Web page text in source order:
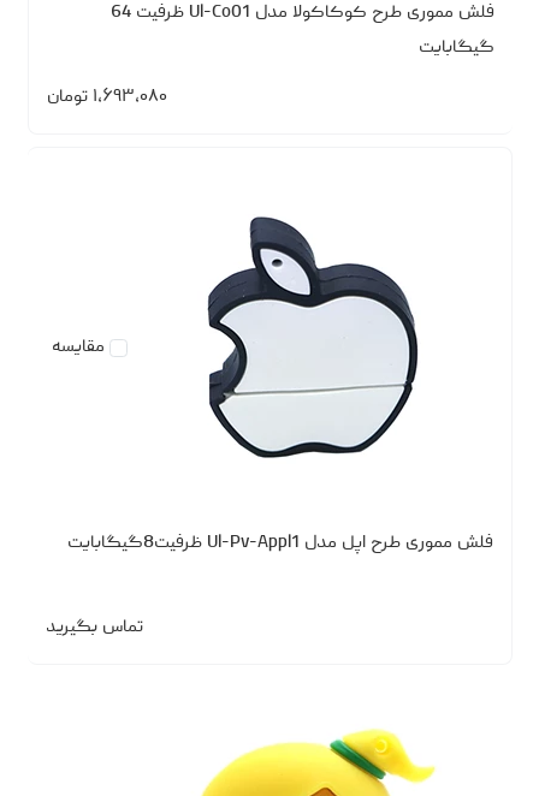
فلش مموری طرح کوکاکولا مدل Ul-Co01 ظرفیت 64
گیگابایت
۱،۶۹۳،۰۸۰ تومان
مقایسه
فلش مموری طرح اپل مدل Ul-Pv-Appl1 ظرفیت8گیگابایت
تماس بگیرید